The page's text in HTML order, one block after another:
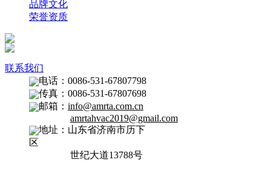
品牌文化
荣誉资质
联系我们
电话：0086-531-67807798
传真：0086-531-67807698
邮箱： info@amrta.com.cn
amrtahvac2019@gmail.com
地址：山东省济南市历下
区
世纪大道13788号